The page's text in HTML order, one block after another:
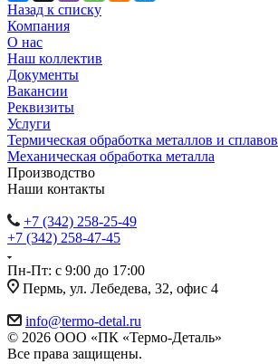
Назад к списку
Компания
О нас
Наш коллектив
Документы
Вакансии
Реквизиты
Услуги
Термическая обработка металлов и сплавов
Механическая обработка металла
Производство
Наши контакты
+7 (342) 258-25-49
+7 (342) 258-47-45
Пн-Пт: с 9:00 до 17:00
Пермь, ул. Лебедева, 32, офис 4
info@termo-detal.ru
© 2026 ООО «ПК «Термо-Деталь»
Все права защищены.